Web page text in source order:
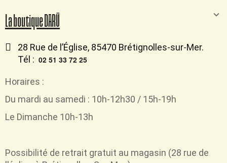
La boutique DARÜ
28 Rue de l’Église, 85470 Brétignolles-sur-Mer.
Tél : 02 51 33 72 25
Horaires :
Du mardi au samedi : 10h-12h30 / 15h-19h
Le Dimanche 10h-13h
Possibilité de retrait gratuit au magasin (28 rue de